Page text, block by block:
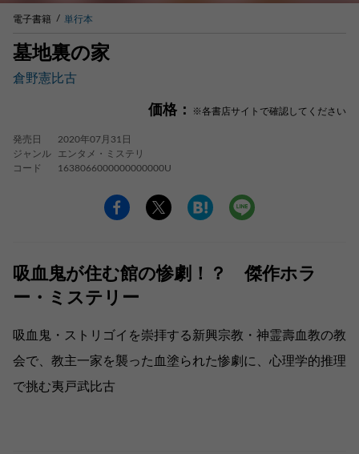
電子書籍 単行本
墓地裏の家
倉野憲比古
価格： ※各書店サイトで確認してください
発売日
2020年07月31日
ジャンル
エンタメ・ミステリ
コード
1638066000000000000U
吸血鬼が住む館の惨劇！？ 傑作ホラ
ー・ミステリー
吸血鬼・ストリゴイを崇拝する新興宗教・神霊壽血教の教
会で、教主一家を襲った血塗られた惨劇に、心理学的推理
で挑む夷戸武比古